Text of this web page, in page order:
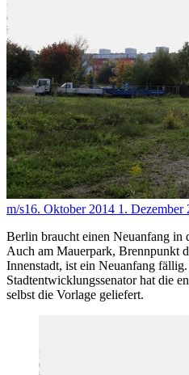
m/s16. Oktober 2014 1. Dezember
Berlin braucht einen Neuanfang in
Auch am Mauerpark, Brennpunkt
Innenstadt, ist ein Neuanfang
Stadtentwicklungssenator hat die
selbst die Vorlage geliefert.